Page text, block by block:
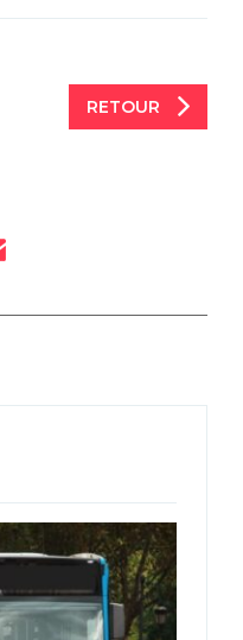
RETOUR